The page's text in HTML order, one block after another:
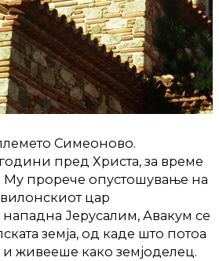
Симеоново.
пред Христа, за време
Му прорече опустошување на
цар
Јерусалим, Авакум се
земја, од каде што потоа
живееше како земјоделец.